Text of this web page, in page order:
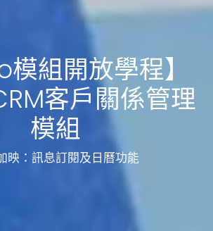
組開放學程】
客戶關係管理
模組
映：訊息訂閱及日曆功能